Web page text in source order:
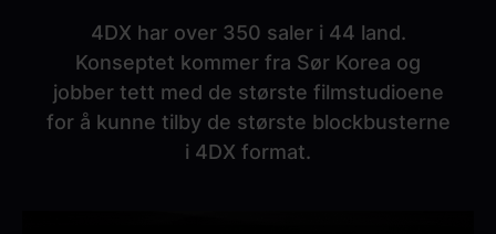
4DX har over 350 saler i 44 land.
Konseptet kommer fra Sør Korea og
jobber tett med de største filmstudioene
for å kunne tilby de største blockbusterne
i 4DX format.